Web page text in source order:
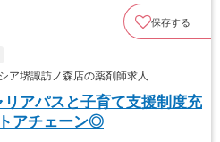
保存する
堺諏訪ノ森店の薬剤師求人
リアパスと子育て支援制度充
アチェーン◎